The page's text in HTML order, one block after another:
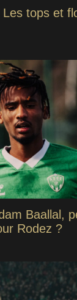
tops et
Baallal,
Rodez ?